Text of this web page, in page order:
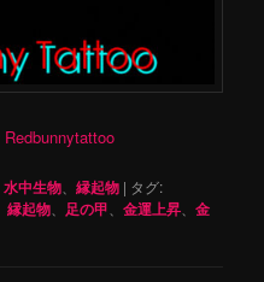
、水中生物 、縁起物 | タグ:
、縁起物 足の甲 、金運上昇 、金